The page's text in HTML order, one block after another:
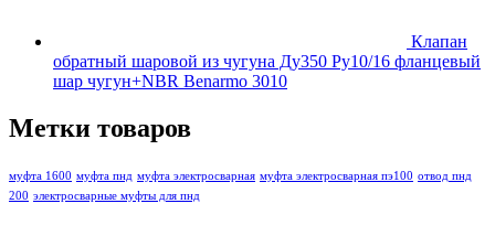
Клапан
обратный шаровой из чугуна Ду350 Ру10/16 фланцевый
шар чугун+NBR Benarmo 3010
Метки товаров
муфта 1600 муфта пнд муфта электросварная муфта электросварная пэ100 отвод пнд
200 электросварные муфты для пнд